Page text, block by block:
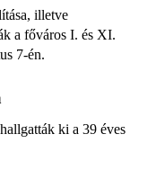
illetve
a főváros I. és XI.
7-én.
ki a 39 éves